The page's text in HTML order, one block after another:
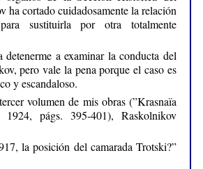
ha cortado cuidadosamente la relación
sustituirla por otra totalmente
detenerme a examinar la conducta del
pero vale la pena porque el caso es
y escandaloso.
volumen de mis obras (”Krasnaïa
págs. 395-401), Raskolnikov
la posición del camarada Trotski?”